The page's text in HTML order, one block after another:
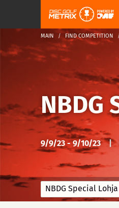
MAIN FIND COMPETITION
NBDG
9/9/23 - 9/10/23 |
NBDG Special Lohja